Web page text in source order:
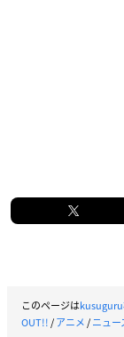
このページは
OUT!!/アニメ/ニュー